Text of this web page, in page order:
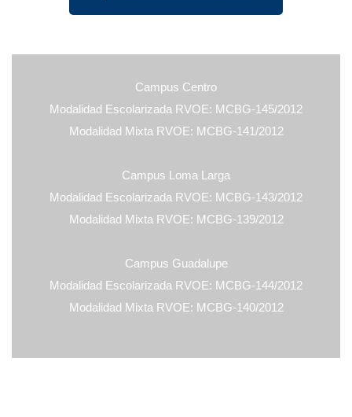
Campus Centro
Modalidad Escolarizada RVOE: MCBG-145/2012
Modalidad Mixta RVOE: MCBG-141/2012
Campus Loma Larga
Modalidad Escolarizada RVOE: MCBG-143/2012
Modalidad Mixta RVOE: MCBG-139/2012
Campus Guadalupe
Modalidad Escolarizada RVOE: MCBG-144/2012
Modalidad Mixta RVOE: MCBG-140/2012